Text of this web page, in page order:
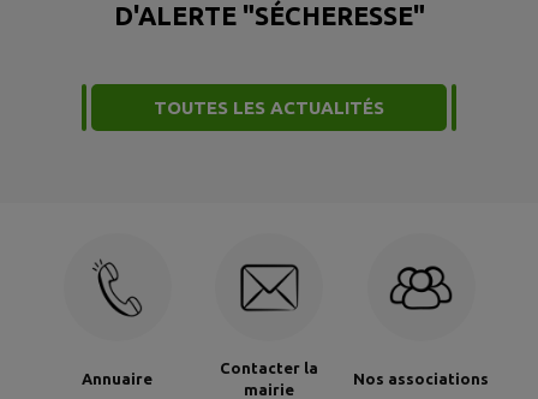
D'ALERTE "SÉCHERESSE"
TOUTES LES ACTUALITÉS
Annuaire
Contacter la
mairie
Nos associations